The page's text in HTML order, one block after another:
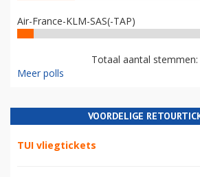
Air-France-KLM-SAS(-TAP)
Totaal aantal stemmen:
Meer polls
VOORDELIGE
TUI vliegtickets